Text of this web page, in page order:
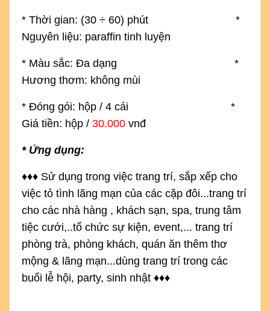
* Thời gian: (30 ÷ 60) phút *
Nguyên liệu: paraffin tinh luyện
* Màu sắc: Đa dạng *
Hương thơm: không mùi
* Đóng gói: hộp / 4 cái *
Giá tiền: hộp / 30.000 vnđ
* Ứng dụng:
♦♦♦ Sử dụng trong việc trang trí, sắp xếp cho
việc tỏ tình lãng mạn của các cặp đôi...trang trí
cho các nhà hàng , khách sạn, spa, trung tâm
tiệc cưới,..tổ chức sự kiện, event,... trang trí
phòng trà, phòng khách, quán ăn thêm thơ
mộng & lãng mạn...dùng trang trí trong các
buổi lễ hội, party, sinh nhật ♦♦♦